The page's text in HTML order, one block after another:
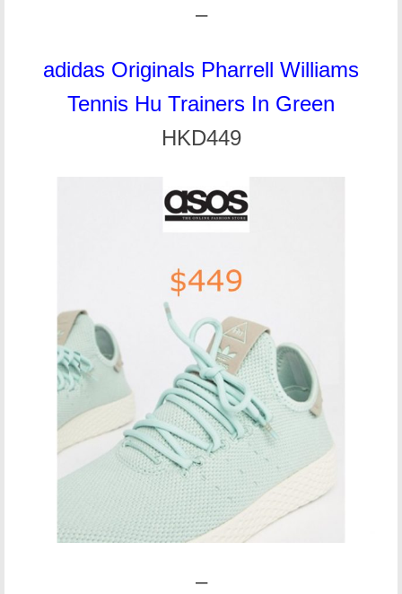
–
adidas Originals Pharrell Williams
Tennis Hu Trainers In Green
HKD449
–